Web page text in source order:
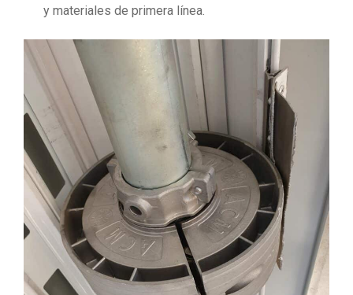
y materiales de primera línea.